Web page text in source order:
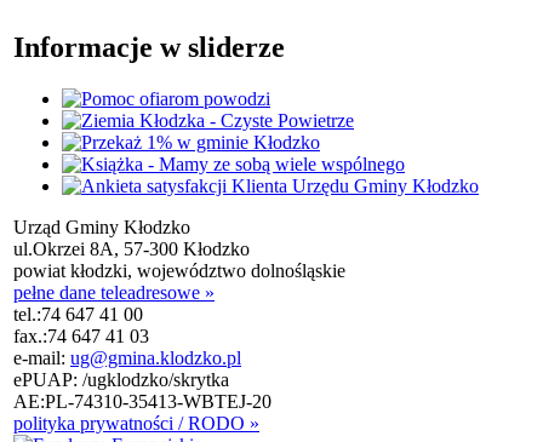
Informacje w sliderze
Urząd Gminy Kłodzko
ul.Okrzei 8A, 57-300 Kłodzko
powiat kłodzki, województwo dolnośląskie
pełne dane teleadresowe »
tel.:74 647 41 00
fax.:74 647 41 03
e-mail: ug@gmina.klodzko.pl
ePUAP: /ugklodzko/skrytka
AE:PL-74310-35413-WBTEJ-20
polityka prywatności / RODO »